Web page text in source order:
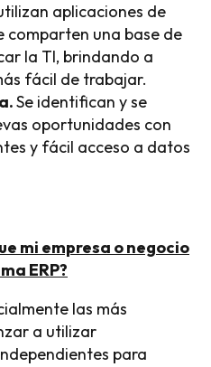
aplicaciones de
comparten una base de
la TI, brindando a
fácil de trabajar.
Se identifican y se
oportunidades con
y fácil acceso a datos
mi empresa o negocio
ERP?
las más
a utilizar
para